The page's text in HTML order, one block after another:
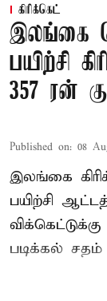
கிரிக்கெட்
இலங்கை
பயிற்சி
357 ரன்
Published on: 08
இலங்கை
பயிற்சி
படிக்கல் சதம்